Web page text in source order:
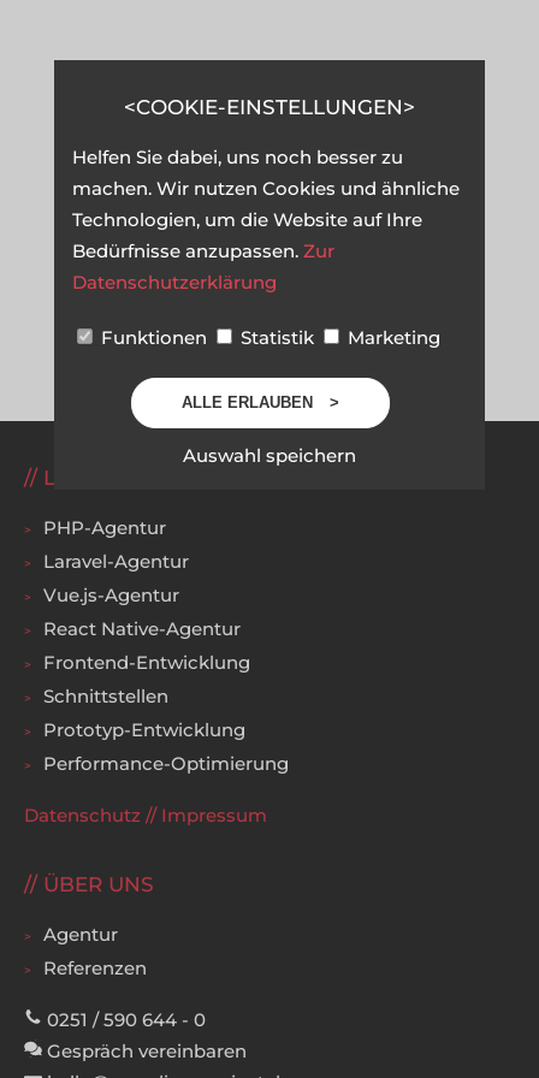
LEISTUNGEN
PHP-Agentur
Laravel-Agentur
Vue.js-Agentur
React Native-Agentur
Frontend-Entwicklung
Schnittstellen
Prototyp-Entwicklung
Performance-Optimierung
Datenschutz // Impressum
ÜBER UNS
Agentur
Referenzen
0251 / 590 644 - 0
Gespräch vereinbaren
COOKIE-EINSTELLUNGEN
Helfen Sie dabei, uns noch besser zu
machen. Wir nutzen Cookies und ähnliche
Technologien, um die Website auf Ihre
Bedürfnisse anzupassen. Zur
Datenschutzerklärung
Funktionen Statistik Marketing
ALLE ERLAUBEN
Auswahl speichern